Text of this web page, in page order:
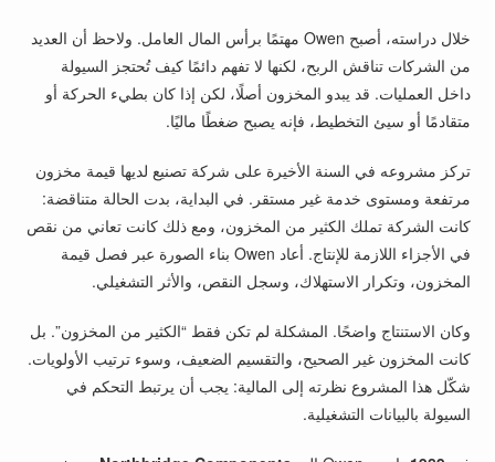
خلال دراسته، أصبح Owen مهتمًا برأس المال العامل. ولاحظ أن العديد
من الشركات تناقش الربح، لكنها لا تفهم دائمًا كيف تُحتجز السيولة
داخل العمليات. قد يبدو المخزون أصلًا، لكن إذا كان بطيء الحركة أو
متقادمًا أو سيئ التخطيط، فإنه يصبح ضغطًا ماليًا.
تركز مشروعه في السنة الأخيرة على شركة تصنيع لديها قيمة مخزون
مرتفعة ومستوى خدمة غير مستقر. في البداية، بدت الحالة متناقضة:
كانت الشركة تملك الكثير من المخزون، ومع ذلك كانت تعاني من نقص
في الأجزاء اللازمة للإنتاج. أعاد Owen بناء الصورة عبر فصل قيمة
المخزون، وتكرار الاستهلاك، وسجل النقص، والأثر التشغيلي.
وكان الاستنتاج واضحًا. المشكلة لم تكن فقط “الكثير من المخزون”. بل
كانت المخزون غير الصحيح، والتقسيم الضعيف، وسوء ترتيب الأولويات.
شكّل هذا المشروع نظرته إلى المالية: يجب أن يرتبط التحكم في
السيولة بالبيانات التشغيلية.